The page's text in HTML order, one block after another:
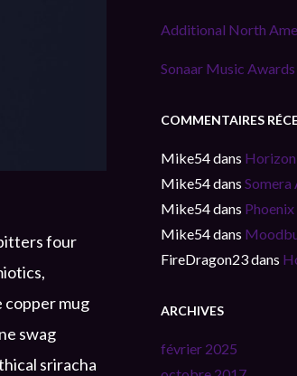
four
copper mug
swag
sriracha
Additional North
Sonaar Music
COMMENTAIRES
Mike54dans
Mike54dans Somera
Mike54dans
Mike54dans
FireDragon23dans
ARCHIVES
février 2025